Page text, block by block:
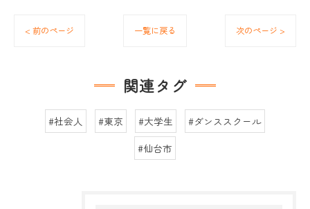
< 前のページ 一覧に戻る 次のページ >
関連タグ
#社会人 #東京 #大学生
#ダンススクール
#仙台市